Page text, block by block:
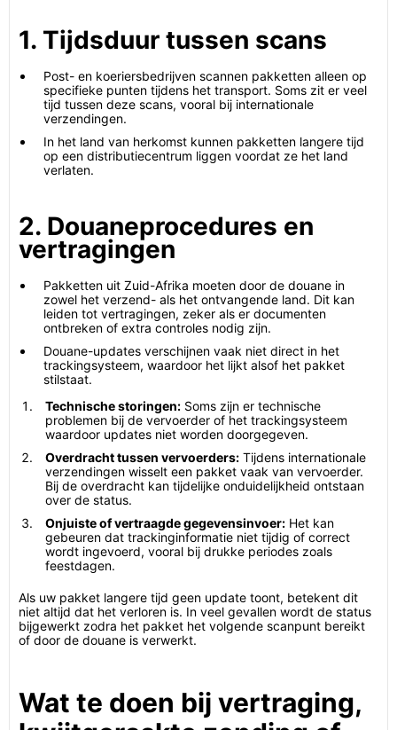
1. Tijdsduur tussen scans
Post- en koeriersbedrijven scannen pakketten alleen op
specifieke punten tijdens het transport. Soms zit er veel
tijd tussen deze scans, vooral bij internationale
verzendingen.
In het land van herkomst kunnen pakketten langere tijd
op een distributiecentrum liggen voordat ze het land
verlaten.
2. Douaneprocedures en
vertragingen
Pakketten uit Zuid-Afrika moeten door de douane in
zowel het verzend- als het ontvangende land. Dit kan
leiden tot vertragingen, zeker als er documenten
ontbreken of extra controles nodig zijn.
Douane-updates verschijnen vaak niet direct in het
trackingsysteem, waardoor het lijkt alsof het pakket
stilstaat.
Technische storingen: Soms zijn er technische
problemen bij de vervoerder of het trackingsysteem
waardoor updates niet worden doorgegeven.
Overdracht tussen vervoerders: Tijdens internationale
verzendingen wisselt een pakket vaak van vervoerder.
Bij de overdracht kan tijdelijke onduidelijkheid ontstaan
over de status.
Onjuiste of vertraagde gegevensinvoer: Het kan
gebeuren dat trackinginformatie niet tijdig of correct
wordt ingevoerd, vooral bij drukke periodes zoals
feestdagen.
Als uw pakket langere tijd geen update toont, betekent dit
niet altijd dat het verloren is. In veel gevallen wordt de status
bijgewerkt zodra het pakket het volgende scanpunt bereikt
of door de douane is verwerkt.
Wat te doen bij vertraging,